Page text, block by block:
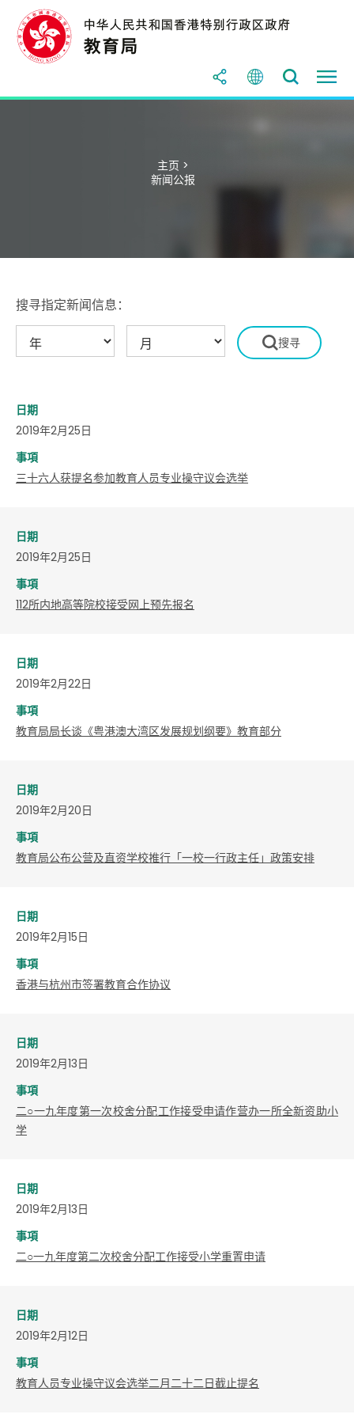
主页 >
新闻公报
搜寻指定新闻信息：
日期
2019年2月25日
事項
三十六人获提名参加教育人员专业操守议会选举
日期
2019年2月25日
事項
112所内地高等院校接受网上预先报名
日期
2019年2月22日
事項
教育局局长谈《粤港澳大湾区发展规划纲要》教育部分
日期
2019年2月20日
事項
教育局公布公营及直资学校推行「一校一行政主任」政策安排
日期
2019年2月15日
事項
香港与杭州市签署教育合作协议
日期
2019年2月13日
事項
二○一九年度第一次校舍分配工作接受申请作营办一所全新资助小
学
日期
2019年2月13日
事項
二○一九年度第二次校舍分配工作接受小学重置申请
日期
2019年2月12日
事項
教育人员专业操守议会选举二月二十二日截止提名